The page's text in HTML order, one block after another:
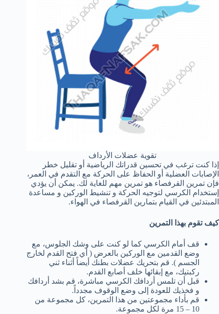
تقوية عضلات الأرداف
إذا كنت ترغب في تحسين قدراتك الرياضية أو تقليل خطر
الإصابات العضلية أو الحفاظ على الحركة مع التقدم في العمر،
فإن تمرين القرفصاء هو تمرين مهم للغاية لك. يمكن أن يؤدي
إستخدام الكرسي لتوجيه الحركة و تنشيط الوركين و مساعدة
المبتدئين في القيام بتمارين القرفصاء في الهواء.
كيف تقوم بهذا التمرين
قف أمام الكرسي كما لو كنت على وشك الجلوس، مع
وضع القدمين مع الوركين بالعرض ( أي فتح القدم لخارج
الجسم ). قم بتحريك عضلات بطنك أيضاً أثناء ثني
ركبتيك، مع إبقائها خلف أصابع القدم.
قبل أن تلمس أردافك الكرسي مباشرة، قم بشد أردافك
و فخذيك للعودة إلى وضع الوقوف مجدداً.
قم بأداء مجموعتين من هذا التمرين، كل مجموعة من
10 – 15 مرة لكل مجموعة.